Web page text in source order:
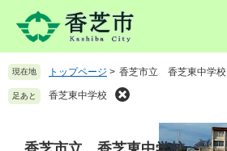
先
頭
を
飛
現在地 トップページ > 香芝市立 香芝東中学校
足あと 香芝東中学校